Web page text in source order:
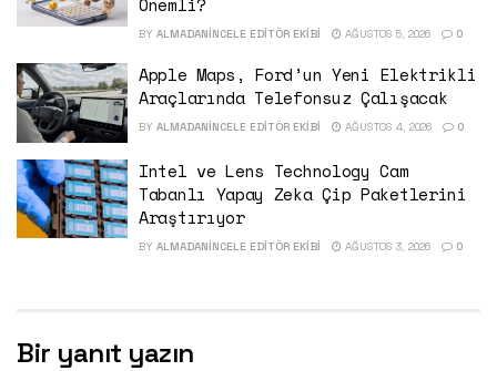
BY ALMADANINCELE EDITÖR EKIBI AĞUSTOS 5, 2026 0
Apple Maps, Ford’un Yeni Elektrikli
Araçlarında Telefonsuz Çalışacak
BY ALMADANINCELE EDITÖR EKIBI AĞUSTOS 4, 2026 0
Intel ve Lens Technology Cam
Tabanlı Yapay Zeka Çip Paketlerini
Araştırıyor
BY ALMADANINCELE EDITÖR EKIBI AĞUSTOS 3, 2026 0
Bir yanıt yazın